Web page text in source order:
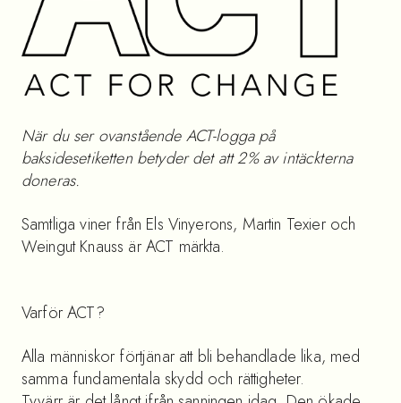
När du ser ovanstående ACT-logga på
baksidesetiketten betyder det att 2% av intäckterna
doneras.
Samtliga viner från Els Vinyerons, Martin Texier och
Weingut Knauss är ACT märkta.
Varför ACT?
Alla människor förtjänar att bli behandlade lika, med
samma fundamentala skydd och rättigheter.